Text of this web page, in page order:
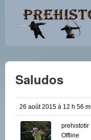
Saludos
26 août 2015 à 12 h 56
prehistotir
Offline